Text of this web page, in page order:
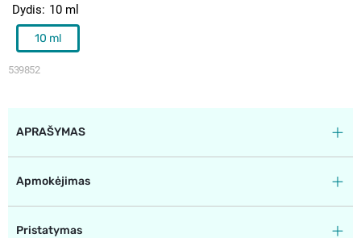
539852
Dydis 10 ml
10 ml
APRAŠYMAS
Apmokėjimas
Pristatymas